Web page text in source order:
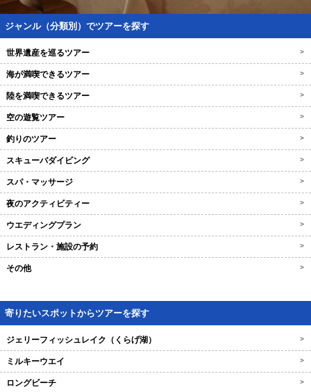
ジャンル（分類別）でツアーを探す
世界遺産を巡るツアー >
海が満喫できるツアー >
陸を満喫できるツアー >
空の遊覧ツアー >
釣りのツアー >
スキューバダイビング >
スパ・マッサージ >
夜のアクティビティー >
ウエディングプラン >
レストラン・施設の予約 >
その他 >
寄りたいスポットからツアーを探す
ジェリーフィッシュレイク（くらげ湖） >
ミルキーウエイ >
ロングビーチ >